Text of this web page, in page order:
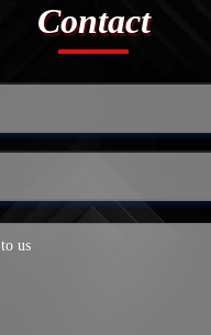
Contact